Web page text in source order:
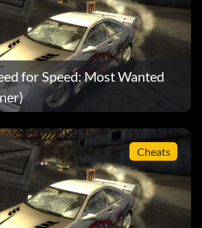
for Speed: Most Wanted
Cheats